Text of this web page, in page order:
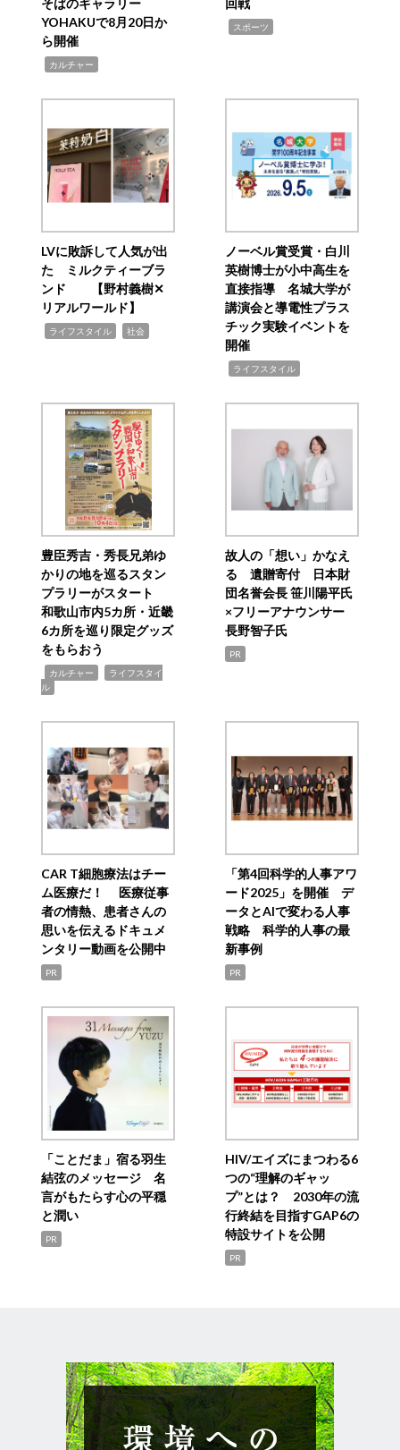
そばのギャラリー
YOHAKUで8月20日か
ら開催
カルチャー
回戦
スポーツ
LVに敗訴して人気が出
た ミルクティーブラ
ンド 【野村義樹✕
リアルワールド】
ライフスタイル 社会
ノーベル賞受賞・白川
英樹博士が小中高生を
直接指導 名城大学が
講演会と導電性プラス
チック実験イベントを
開催
ライフスタイル
豊臣秀吉・秀長兄弟ゆ
かりの地を巡るスタン
プラリーがスタート
和歌山市内5カ所・近畿
6カ所を巡り限定グッズ
をもらおう
カルチャー
ライフスタイ
ル
故人の「想い」かなえ
る 遺贈寄付 日本財
団名誉会長 笹川陽平氏
×フリーアナウンサー
長野智子氏
PR
CAR T細胞療法はチー
ム医療だ！ 医療従事
者の情熱、患者さんの
思いを伝えるドキュメ
ンタリー動画を公開中
PR
「第4回科学的人事アワ
ード2025」を開催 デ
ータとAIで変わる人事
戦略 科学的人事の最
新事例
PR
「ことだま」宿る羽生
結弦のメッセージ 名
言がもたらす心の平穏
と潤い
PR
HIV/エイズにまつわる6
つの“理解のギャッ
プ”とは？ 2030年の流
行終結を目指すGAP6の
特設サイトを公開
PR